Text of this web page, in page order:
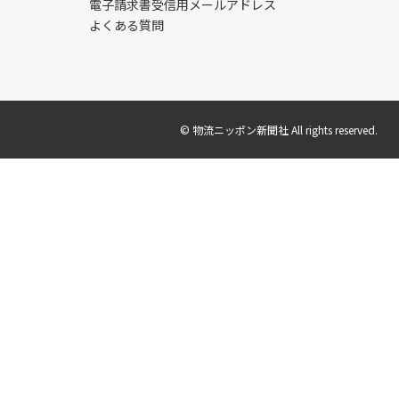
電子請求書受信用メールアドレス
よくある質問
© 物流ニッポン新聞社 All rights reserved.